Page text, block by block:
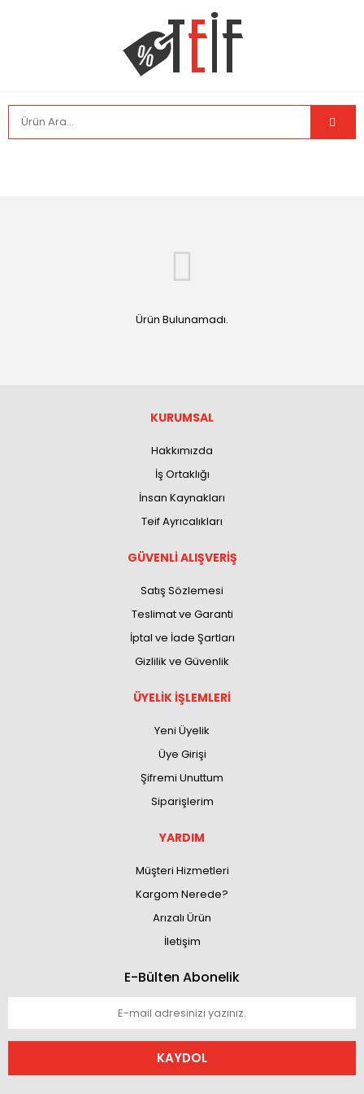
Ürün Bulunamadı.
KURUMSAL
Hakkımızda
İş Ortaklığı
İnsan Kaynakları
Teif Ayrıcalıkları
GÜVENLİ ALIŞVERİŞ
Satış Sözlemesi
Teslimat ve Garanti
İptal ve İade Şartları
Gizlilik ve Güvenlik
ÜYELİK İŞLEMLERİ
Yeni Üyelik
Üye Girişi
Şifremi Unuttum
Siparişlerim
YARDIM
Müşteri Hizmetleri
Kargom Nerede?
Arızalı Ürün
İletişim
E-Bülten Abonelik
KAYDOL